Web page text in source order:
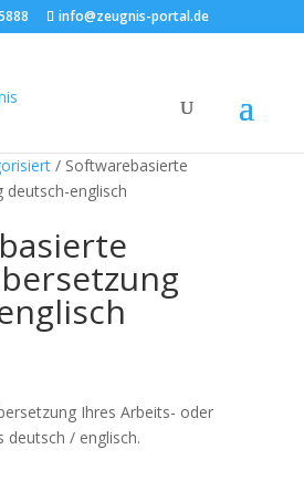
info@zeugnis-portal.de
/ Softwarebasierte
deutsch-englisch
Ihres Arbeits- oder
deutsch / englisch.